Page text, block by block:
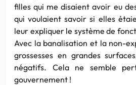
filles qui me disaient avoir eu
qui voulaient savoir si elles
leur expliquer le système de
Avec la banalisation et la non-
grossesses en grandes
négatifs. Cela ne semble
gouvernement !